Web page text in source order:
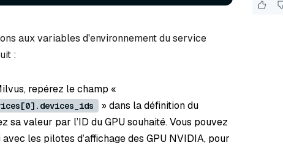
aux variables d'environnement du service
:
repérez le champ «
» dans la définition du
sa valeur par l’ID du GPU souhaité. Vous pouvez
avec les pilotes d’affichage des GPU NVIDIA, pour